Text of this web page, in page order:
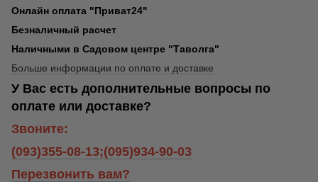
Онлайн оплата "Приват24"
Безналичный расчет
Наличными в Садовом центре "Таволга"
Больше информации по оплате и доставке
У Вас есть дополнительные вопросы по
оплате или доставке?
Звоните:
(093)355-08-13;(095)934-90-03
Перезвонить вам?